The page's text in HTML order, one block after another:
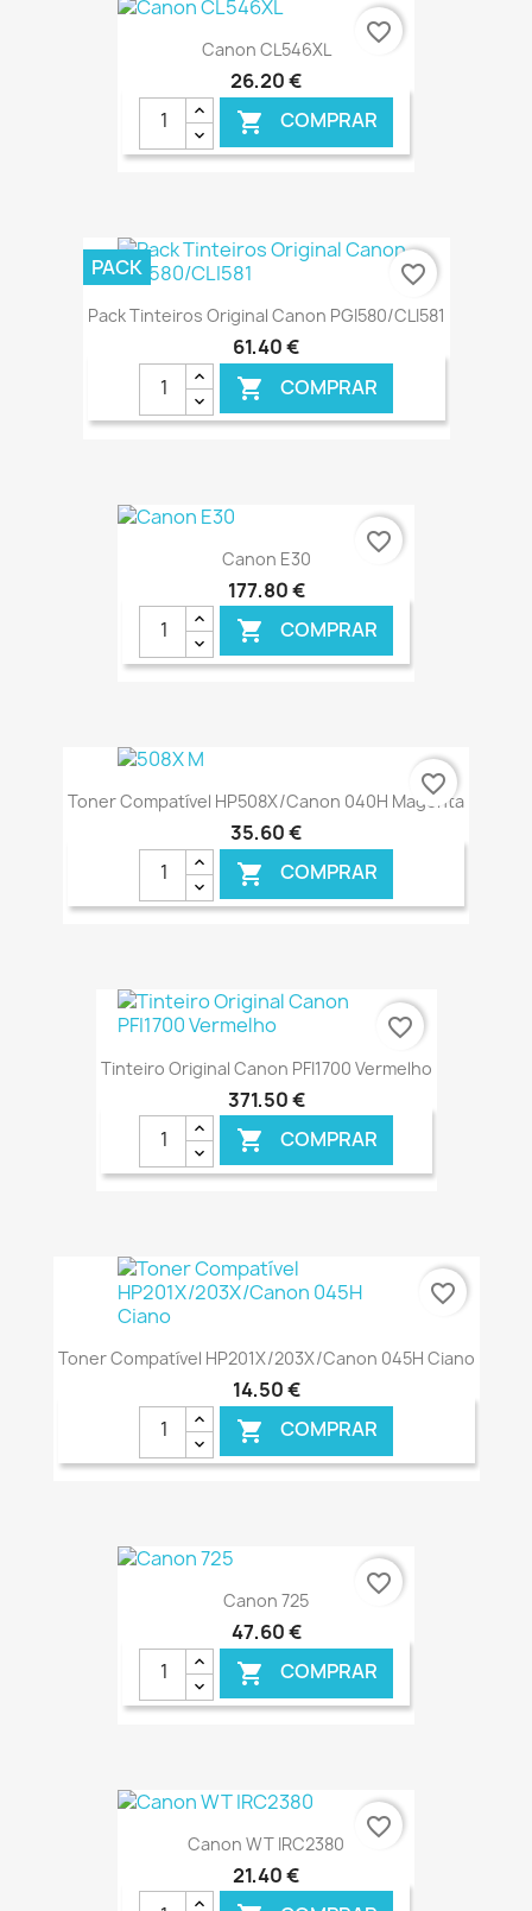
€ ONLINE
Canon CL546XL
26,20 €
 COMPRAR
€ ONLINE
favorite_border
Pack Tinteiros Original Canon PGI580/CLI581
61,40 €
 COMPRAR
PACK favorite_border
Canon E30
177,80 €
 COMPRAR
favorite_border
Toner Compatível HP508X/Canon 040H Magenta
35,60 €
 COMPRAR
€ ONLINE
favorite_border
Tinteiro Original Canon PFI1700 Vermelho
371,50 €
 COMPRAR
favorite_border
Toner Compatível HP201X/203X/Canon 045H Ciano
14,50 €
 COMPRAR
favorite_border
Canon 725
47,60 €
 COMPRAR
€ ONLINE
favorite_border
Canon WT IRC2380
21,40 €
favorite_border